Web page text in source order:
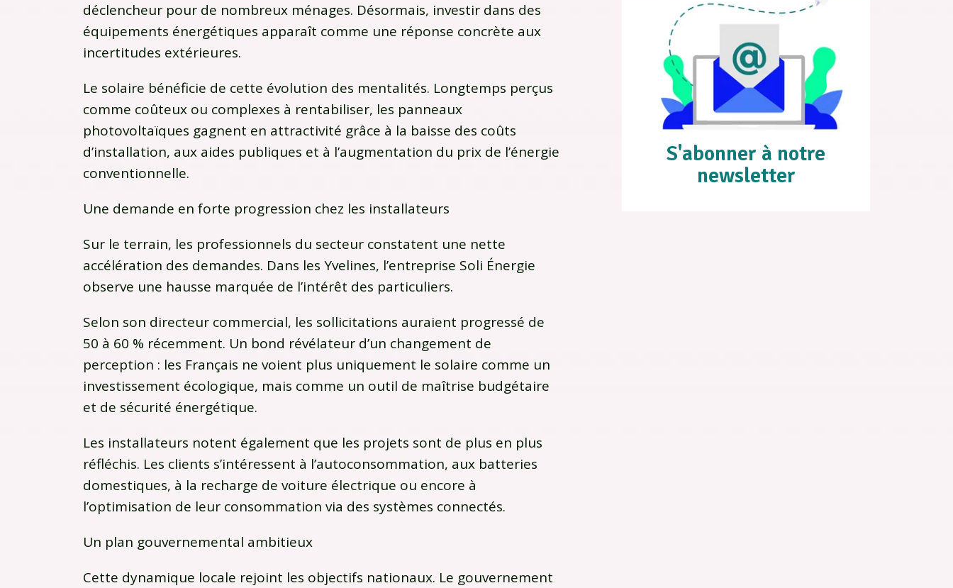
déclencheur pour de nombreux ménages. Désormais, investir dans des
équipements énergétiques apparaît comme une réponse concrète aux
incertitudes extérieures.
Le solaire bénéficie de cette évolution des mentalités. Longtemps perçus
comme coûteux ou complexes à rentabiliser, les panneaux
photovoltaïques gagnent en attractivité grâce à la baisse des coûts
d’installation, aux aides publiques et à l’augmentation du prix de l’énergie
conventionnelle.
Une demande en forte progression chez les installateurs
Sur le terrain, les professionnels du secteur constatent une nette
accélération des demandes. Dans les Yvelines, l’entreprise Soli Énergie
observe une hausse marquée de l’intérêt des particuliers.
Selon son directeur commercial, les sollicitations auraient progressé de
50 à 60 % récemment. Un bond révélateur d’un changement de
perception : les Français ne voient plus uniquement le solaire comme un
investissement écologique, mais comme un outil de maîtrise budgétaire
et de sécurité énergétique.
Les installateurs notent également que les projets sont de plus en plus
réfléchis. Les clients s’intéressent à l’autoconsommation, aux batteries
domestiques, à la recharge de voiture électrique ou encore à
l’optimisation de leur consommation via des systèmes connectés.
Un plan gouvernemental ambitieux
Cette dynamique locale rejoint les objectifs nationaux. Le gouvernement
S'abonner à notre
newsletter